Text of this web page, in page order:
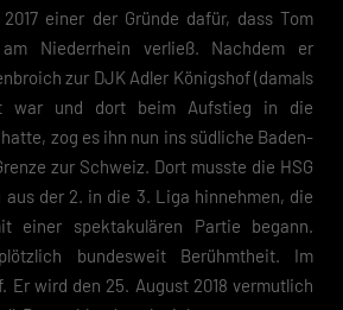
einer der Gründe dafür, dass Tom
Niederrhein verließ. Nachdem er
zur DJK Adler Königshof (damals
war und dort beim Aufstieg in die
zog es ihn nun ins südliche Baden-
zur Schweiz. Dort musste die HSG
der 2. in die 3. Liga hinnehmen, die
einer spektakulären Partie begann.
bundesweit Berühmtheit. Im
Er wird den 25. August 2018 vermutlich